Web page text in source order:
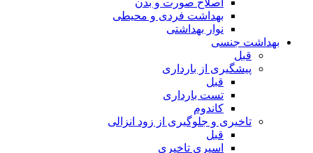
اصلاح صورت و بدن
بهداشت فردی و محیطی
نوار بهداشتی
بهداشت جنسی
قبل
پیشگیری از بارداری
قبل
تست بارداری
کاندوم
تاخیری و جلوگیری از زود انزالی
قبل
اسپری تاخیری